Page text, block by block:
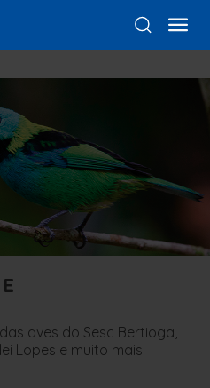
aves do Sesc Bertioga,
Lopes e muito mais